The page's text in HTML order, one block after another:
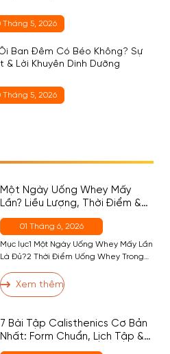
Tháng 5, 2026
Ban Đêm Có Béo Không? Sự
& Lời Khuyên Dinh Dưỡng
Tháng 5, 2026
Một Ngày Uống Whey Mấy
Lần? Liều Lượng, Thời Điểm &
Cách Chọn Đúng Cho Người
Mới
01 Tháng 6, 2026
Mục lục1 Một Ngày Uống Whey Mấy Lần
Là Đủ?2 Thời Điểm Uống Whey Trong
Thời Điểm 1 (Quan Trọng Nhất) — Sau
Tập2.2 Thời Điểm 2 — Buổi Sáng (Nếu
(Casein, Không Phải Whey)2.4 Thời
Điểm 4 — Giữa Các […]
Xem thêm
7 Bài Tập Calisthenics Cơ Bản
Nhất: Form Chuẩn, Lịch Tập &
Dinh Dưỡng Hỗ Trợ